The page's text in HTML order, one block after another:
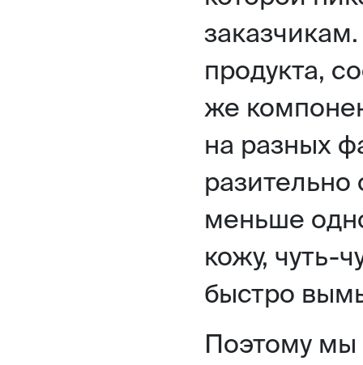
продукта,
же
на разных
разительно
меньше
кожу, чуть-
быстро
Поэтому